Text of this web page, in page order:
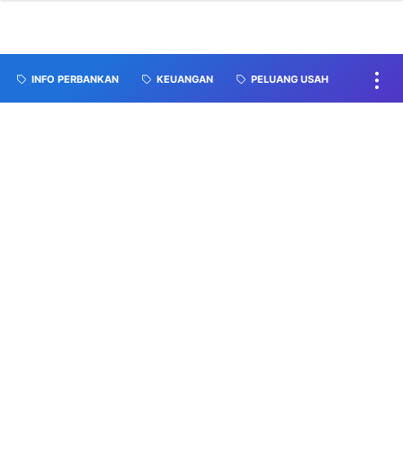
INFO PERBANKAN KEUANGAN PELUANG USAH